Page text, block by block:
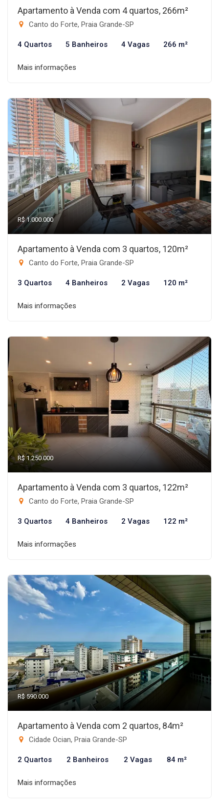
Apartamento à Venda com 4 quartos, 266m²
Canto do Forte, Praia Grande-SP
4 Quartos 5 Banheiros 4 Vagas 266 m²
Mais informações
R$ 1.000.000
Apartamento à Venda com 3 quartos, 120m²
Canto do Forte, Praia Grande-SP
3 Quartos 4 Banheiros 2 Vagas 120 m²
Mais informações
R$ 1.250.000
Apartamento à Venda com 3 quartos, 122m²
Canto do Forte, Praia Grande-SP
3 Quartos 4 Banheiros 2 Vagas 122 m²
Mais informações
R$ 590.000
Apartamento à Venda com 2 quartos, 84m²
Cidade Ocian, Praia Grande-SP
2 Quartos 2 Banheiros 2 Vagas 84 m²
Mais informações